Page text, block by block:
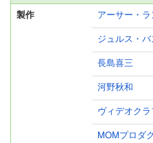
製作 アーサー・
ジュルス・バ
長島喜三
河野秋和
ヴィデオク
MOMプロダ